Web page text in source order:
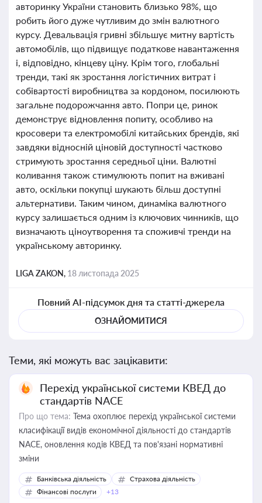
авторинку України становить близько 98%, що
робить його дуже чутливим до змін валютного
курсу. Девальвація гривні збільшує митну вартість
автомобілів, що підвищує податкове навантаження
і, відповідно, кінцеву ціну. Крім того, глобальні
тренди, такі як зростання логістичних витрат і
собівартості виробництва за кордоном, посилюють
загальне подорожчання авто. Попри це, ринок
демонструє відновлення попиту, особливо на
кросовери та електромобілі китайських брендів, які
завдяки відносній ціновій доступності частково
стримують зростання середньої ціни. Валютні
коливання також стимулюють попит на вживані
авто, оскільки покупці шукають більш доступні
альтернативи. Таким чином, динаміка валютного
курсу залишається одним із ключових чинників, що
визначають ціноутворення та споживчі тренди на
українському авторинку.
LIGA ZAKON, 18 листопада 2025
Повний AI-підсумок дня та статті-джерела
ОЗНАЙОМИТИСЯ
Теми, які можуть вас зацікавити:
Перехід української системи КВЕД до
стандартів NACE
Про що тема: Тема охоплює перехід української системи
класифікації видів економічної діяльності до стандартів
NACE, оновлення кодів КВЕД та пов'язані нормативні
зміни
Банківська діяльність
Страхова діяльність
Фінансові послуги
+13